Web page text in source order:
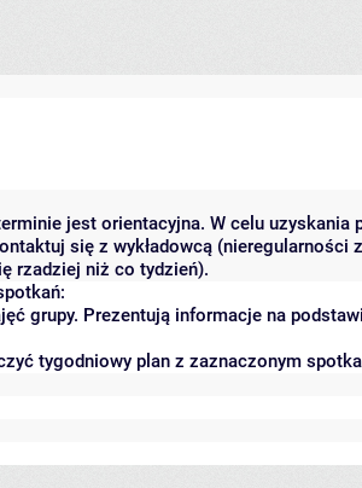
jest orientacyjna. W celu
się z wykładowcą (nieregularności
rzadziej niż co tydzień).
grupy. Prezentują informacje na
tygodniowy plan z zaznaczonym